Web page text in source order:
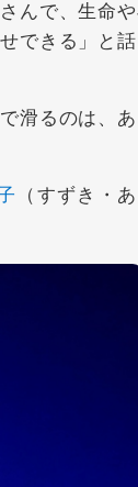
んで、生命
できる」と
滑るのは、
（すずき・